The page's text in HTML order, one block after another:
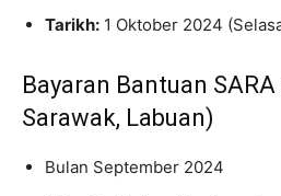
Tarikh: 1 Oktober 2024
Bayaran Bantuan SARA
Sarawak, Labuan)
Bulan September 2024